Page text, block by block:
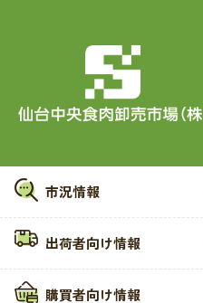
市況情報
出荷者向け情報
購買者向け情報